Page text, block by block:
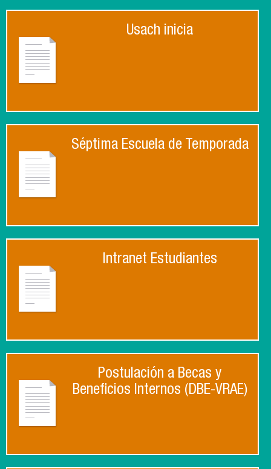
Usach inicia
Séptima Escuela de Temporada
Intranet Estudiantes
Postulación a Becas y
Beneficios Internos (DBE-VRAE)